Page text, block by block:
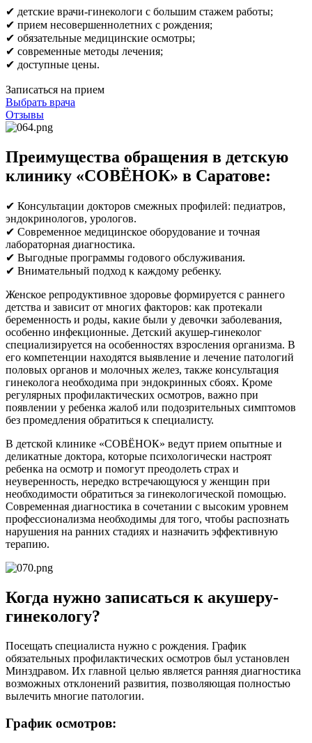
✔ детские врачи-гинекологи с большим стажем работы;
✔ прием несовершеннолетних с рождения;
✔ обязательные медицинские осмотры;
✔ современные методы лечения;
✔ доступные цены.
Записаться на прием
Выбрать врача
Отзывы
Преимущества обращения в детскую
клинику «СОВЁНОК» в Саратове:
✔ Консультации докторов смежных профилей: педиатров,
эндокринологов, урологов.
✔ Современное медицинское оборудование и точная
лабораторная диагностика.
✔ Выгодные программы годового обслуживания.
✔ Внимательный подход к каждому ребенку.
Женское репродуктивное здоровье формируется с раннего
детства и зависит от многих факторов: как протекали
беременность и роды, какие были у девочки заболевания,
особенно инфекционные. Детский акушер-гинеколог
специализируется на особенностях взросления организма. В
его компетенции находятся выявление и лечение патологий
половых органов и молочных желез, также консультация
гинеколога необходима при эндокринных сбоях. Кроме
регулярных профилактических осмотров, важно при
появлении у ребенка жалоб или подозрительных симптомов
без промедления обратиться к специалисту.
В детской клинике «СОВЁНОК» ведут прием опытные и
деликатные доктора, которые психологически настроят
ребенка на осмотр и помогут преодолеть страх и
неуверенность, нередко встречающуюся у женщин при
необходимости обратиться за гинекологической помощью.
Современная диагностика в сочетании с высоким уровнем
профессионализма необходимы для того, чтобы распознать
нарушения на ранних стадиях и назначить эффективную
терапию.
Когда нужно записаться к акушеру-
гинекологу?
Посещать специалиста нужно с рождения. График
обязательных профилактических осмотров был установлен
Минздравом. Их главной целью является ранняя диагностика
возможных отклонений развития, позволяющая полностью
вылечить многие патологии.
График осмотров: